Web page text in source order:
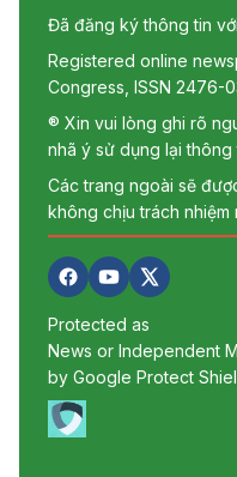
Đã đăng ký thông tin
Registered online
Congress, ISSN 2476-
® Xin vui lòng ghi rõ
nhã ý sử dụng lại thông
Các trang ngoài sẽ
không chịu trách
Protected as
News or Independent
by Google Protect